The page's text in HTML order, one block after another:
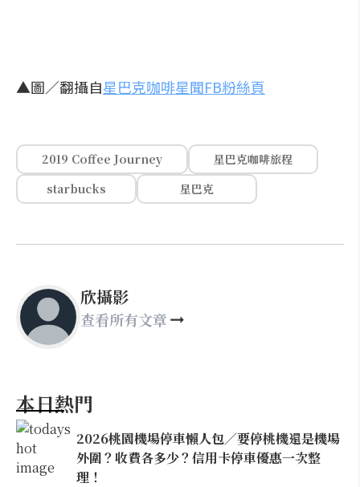
▲圖／翻攝自星巴克咖啡星聞FB粉絲頁
2019 Coffee Journey
星巴克咖啡旅程
starbucks
星巴克
欣攝影
查看所有文章
本日熱門
2026桃園機場停車懶人包／要停桃機還是機場
外圍？收費各多少？信用卡停車優惠一次整
理！